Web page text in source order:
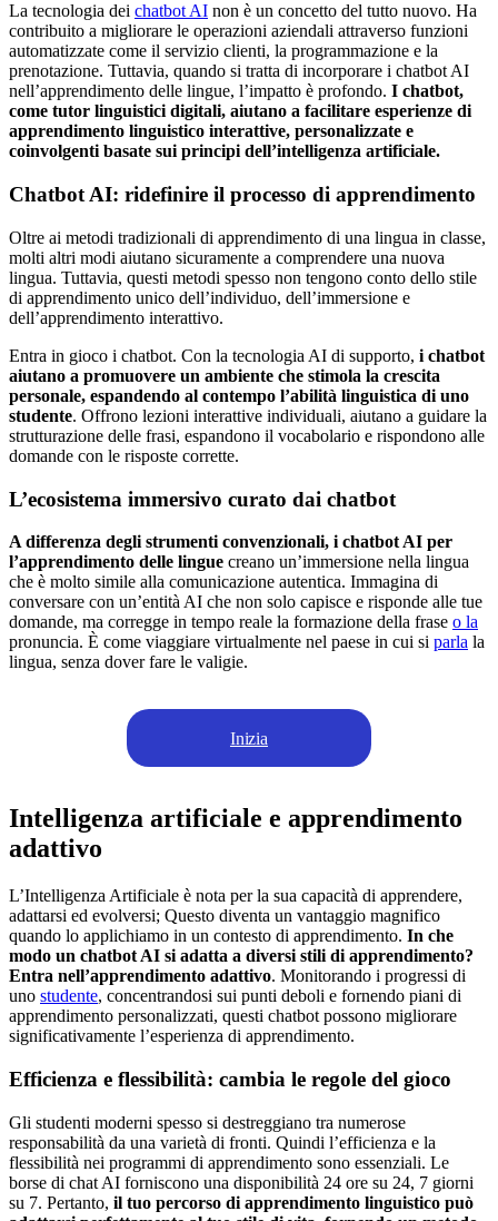
La tecnologia dei chatbot AI non è un concetto del tutto nuovo. Ha
contribuito a migliorare le operazioni aziendali attraverso funzioni
automatizzate come il servizio clienti, la programmazione e la
prenotazione. Tuttavia, quando si tratta di incorporare i chatbot AI
nell’apprendimento delle lingue, l’impatto è profondo. I chatbot,
come tutor linguistici digitali, aiutano a facilitare esperienze di
apprendimento linguistico interattive, personalizzate e
coinvolgenti basate sui principi dell’intelligenza artificiale.
Chatbot AI: ridefinire il processo di apprendimento
Oltre ai metodi tradizionali di apprendimento di una lingua in classe,
molti altri modi aiutano sicuramente a comprendere una nuova
lingua. Tuttavia, questi metodi spesso non tengono conto dello stile
di apprendimento unico dell’individuo, dell’immersione e
dell’apprendimento interattivo.
Entra in gioco i chatbot. Con la tecnologia AI di supporto, i chatbot
aiutano a promuovere un ambiente che stimola la crescita
personale, espandendo al contempo l’abilità linguistica di uno
studente. Offrono lezioni interattive individuali, aiutano a guidare la
strutturazione delle frasi, espandono il vocabolario e rispondono alle
domande con le risposte corrette.
L’ecosistema immersivo curato dai chatbot
A differenza degli strumenti convenzionali, i chatbot AI per
l’apprendimento delle lingue creano un’immersione nella lingua
che è molto simile alla comunicazione autentica. Immagina di
conversare con un’entità AI che non solo capisce e risponde alle tue
domande, ma corregge in tempo reale la formazione della frase o la
pronuncia. È come viaggiare virtualmente nel paese in cui si parla la
lingua, senza dover fare le valigie.
Inizia
Intelligenza artificiale e apprendimento
adattivo
L’Intelligenza Artificiale è nota per la sua capacità di apprendere,
adattarsi ed evolversi; Questo diventa un vantaggio magnifico
quando lo applichiamo in un contesto di apprendimento. In che
modo un chatbot AI si adatta a diversi stili di apprendimento?
Entra nell’apprendimento adattivo. Monitorando i progressi di
uno studente, concentrandosi sui punti deboli e fornendo piani di
apprendimento personalizzati, questi chatbot possono migliorare
significativamente l’esperienza di apprendimento.
Efficienza e flessibilità: cambia le regole del gioco
Gli studenti moderni spesso si destreggiano tra numerose
responsabilità da una varietà di fronti. Quindi l’efficienza e la
flessibilità nei programmi di apprendimento sono essenziali. Le
borse di chat AI forniscono una disponibilità 24 ore su 24, 7 giorni
su 7. Pertanto, il tuo percorso di apprendimento linguistico può